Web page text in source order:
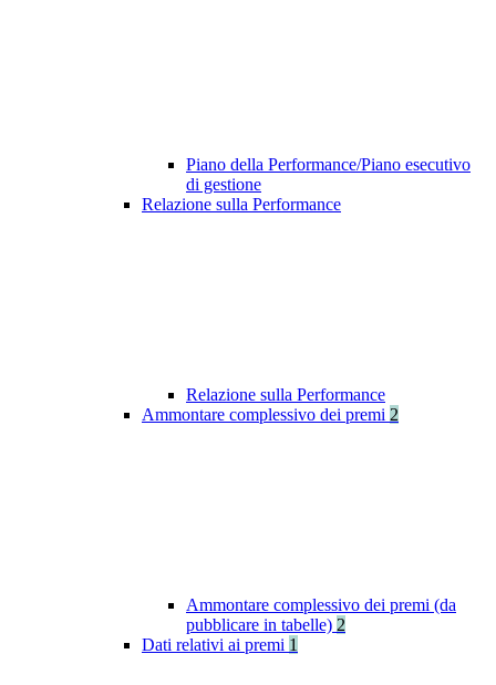
Piano della Performance/Piano esecutivo
di gestione
Relazione sulla Performance
Relazione sulla Performance
Ammontare complessivo dei premi 2
Ammontare complessivo dei premi (da
pubblicare in tabelle) 2
Dati relativi ai premi 1